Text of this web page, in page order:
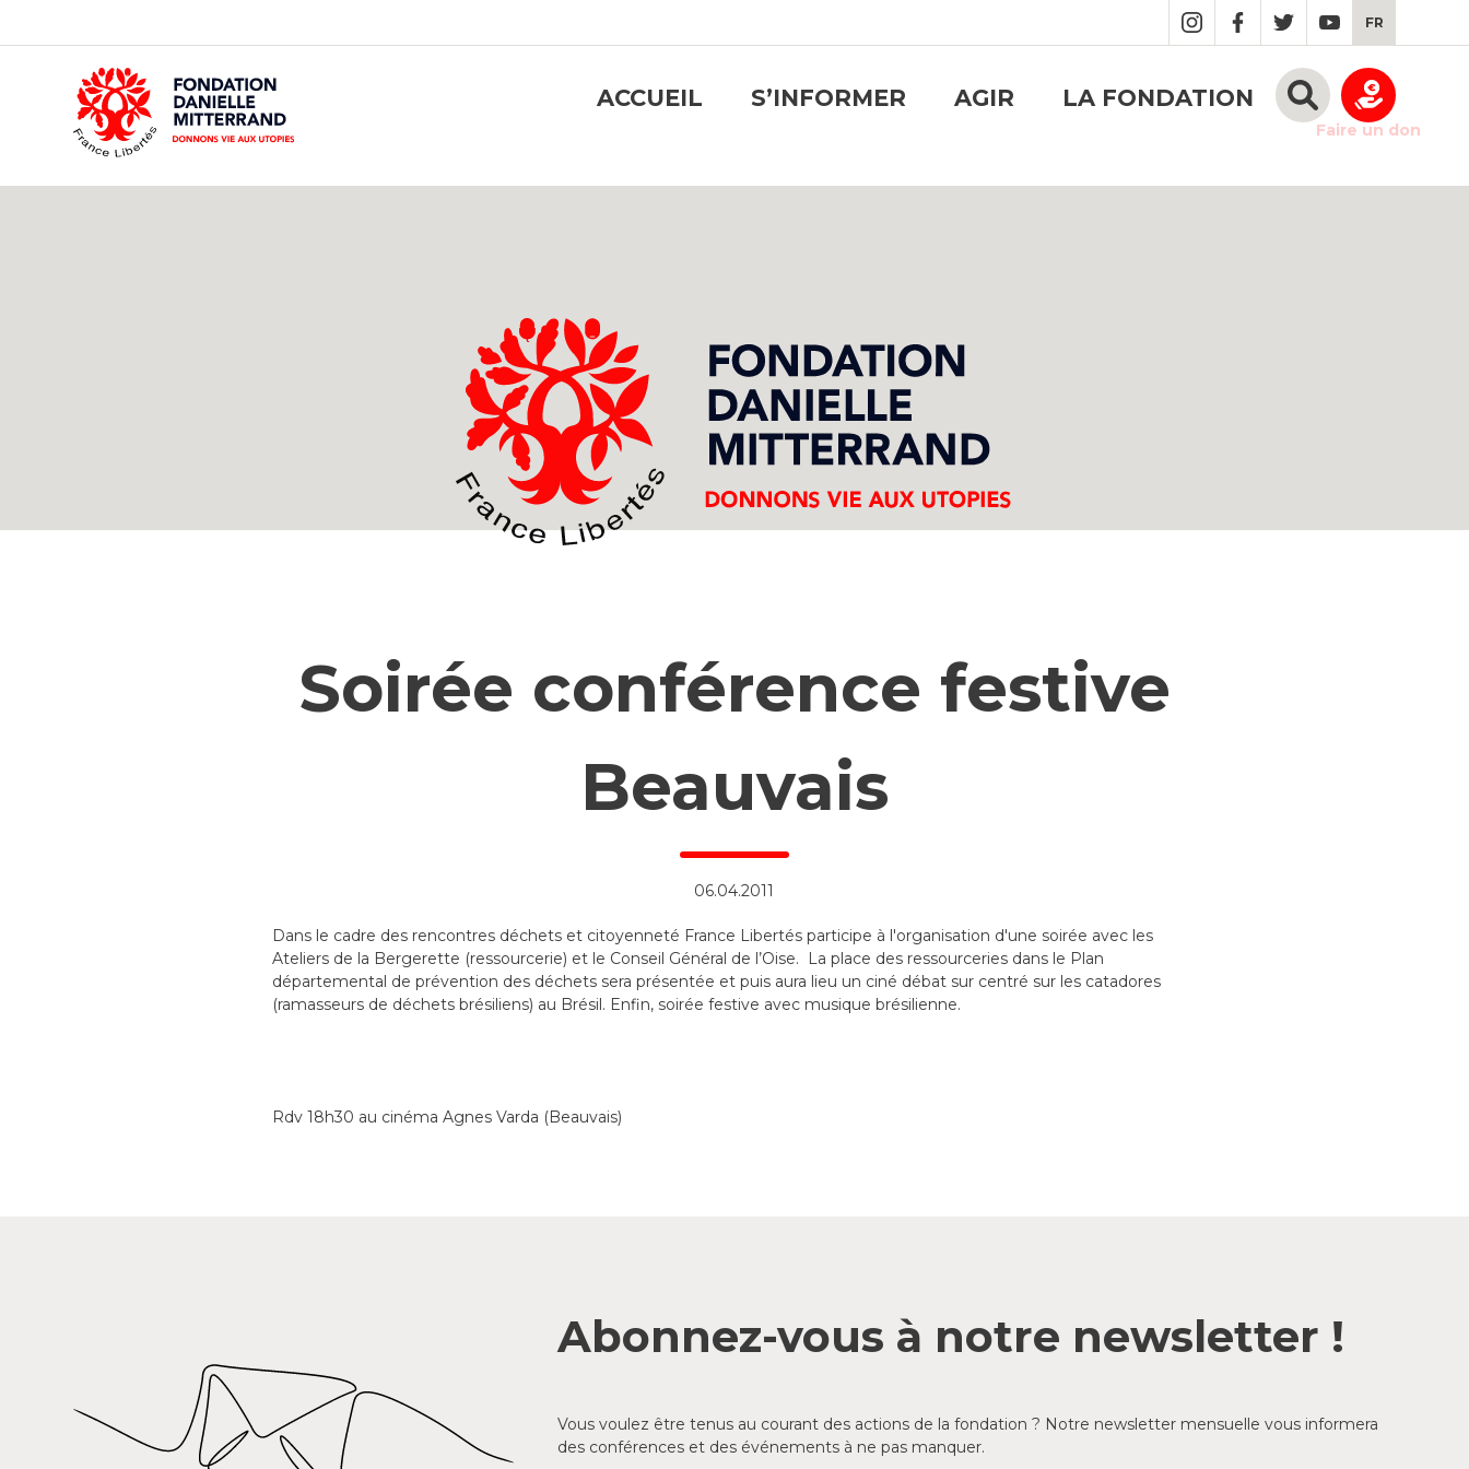
CONTENT
FR
ACCUEIL S’INFORMER AGIR LA FONDATION
Faire un don
Soirée conférence festive
Beauvais
06.04.2011
Dans le cadre des rencontres déchets et citoyenneté France Libertés participe à l'organisation d'une soirée avec les
Ateliers de la Bergerette (ressourcerie) et le Conseil Général de l’Oise. La place des ressourceries dans le Plan
départemental de prévention des déchets sera présentée et puis aura lieu un ciné débat sur centré sur les catadores
(ramasseurs de déchets brésiliens) au Brésil. Enfin, soirée festive avec musique brésilienne.
Rdv 18h30 au cinéma Agnes Varda (Beauvais)
Abonnez-vous à notre newsletter !
Vous voulez être tenus au courant des actions de la fondation ? Notre newsletter mensuelle vous informera
des conférences et des événements à ne pas manquer.